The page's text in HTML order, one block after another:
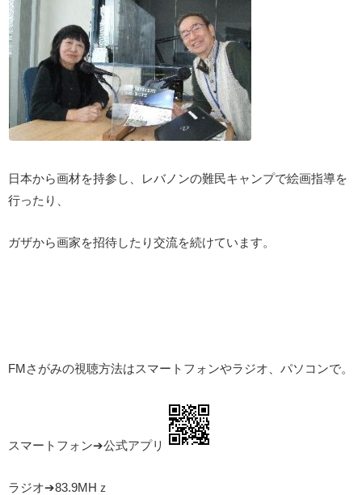
日本から画材を持参し、レバノンの難民キャンプで絵画指導を
行ったり、
ガザから画家を招待したり交流を続けています。
FMさがみの視聴方法はスマートフォンやラジオ、パソコンで。
スマートフォン➔公式アプリ
ラジオ➔83.9MHｚ